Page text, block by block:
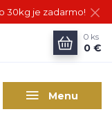
30kg je zadarmo!
Menu
0 ks
0 €